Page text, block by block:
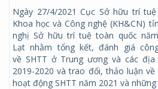
Ngày 27/4/2021 Cục Sở hữu trí
Khoa học và Công nghệ (KH&CN)
nghị Sở hữu trí tuệ toàn quốc
Lạt nhằm tổng kết, đánh giá
về SHTT ở Trung ương và các
2019-2020 và trao đổi, thảo luận
hoạt động SHTT năm 2021 và